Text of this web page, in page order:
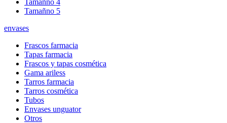
Tamañno 5
envases
Frascos farmacia
Tapas farmacia
Frascos y tapas cosmética
Gama ariless
Tarros farmacia
Tarros cosmética
Tubos
Envases unguator
Otros